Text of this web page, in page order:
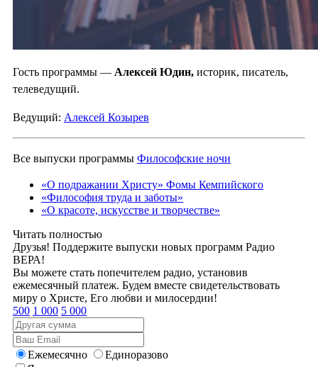
Гость программы — Алексей Юдин, историк, писатель,
телеведущий.
Ведущий: Алексей Козырев
Все выпуски программы Философские ночи
«О подражании Христу» Фомы Кемпийского
«Философия труда и заботы»
«О красоте, искусстве и творчестве»
Читать полностью
Друзья! Поддержите выпуски новых программ Радио
ВЕРА!
Вы можете стать попечителем радио, установив
ежемесячный платеж. Будем вместе свидетельствовать
миру о Христе, Его любви и милосердии!
500 1 000 5 000
Ежемесячно
Единоразово